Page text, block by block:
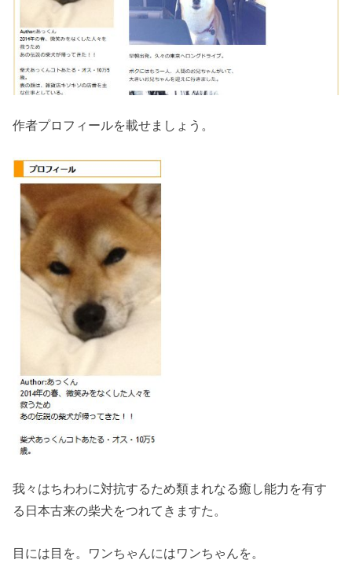
作者プロフィールを載せましょう。
我々はちわわに対抗するため類まれなる癒し能力を有す
る日本古来の柴犬をつれてきますた。
目には目を。ワンちゃんにはワンちゃんを。